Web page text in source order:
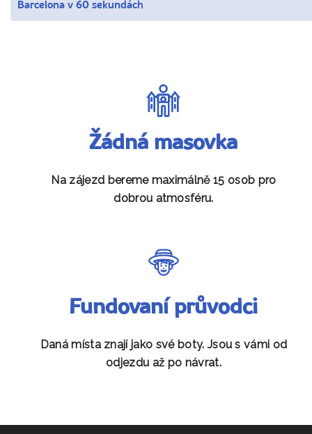
Barcelona v 60 sekundách
Žádná masovka
Na zájezd bereme maximálně 15 osob pro
dobrou atmosféru.
Fundovaní průvodci
Daná místa znají jako své boty. Jsou s vámi od
odjezdu až po návrat.